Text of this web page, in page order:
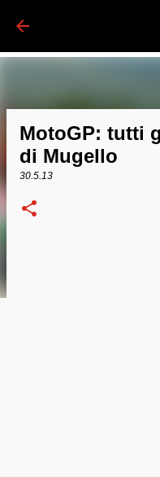
MotoGP: tutti
di Mugello
30.5.13